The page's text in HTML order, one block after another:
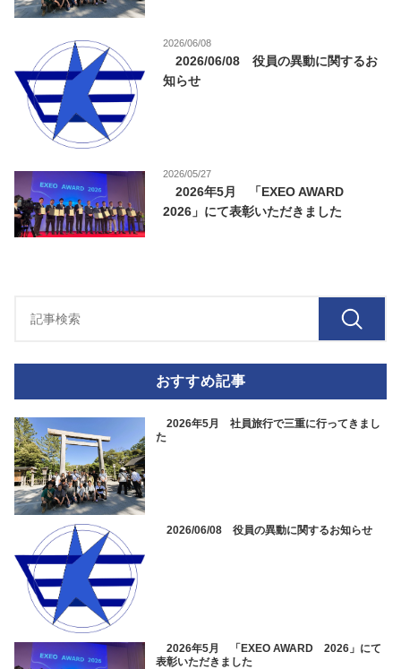
2026/06/08
2026/06/08 役員の異動に関するお
知らせ
2026/05/27
2026年5月 「EXEO AWARD
2026」にて表彰いただきました
おすすめ記事
2026年5月 社員旅行で三重に行ってきまし
た
2026/06/08 役員の異動に関するお知らせ
2026年5月 「EXEO AWARD 2026」にて
表彰いただきました